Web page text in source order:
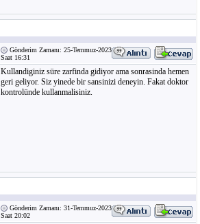
Gönderim Zamanı: 25-Temmuz-2023
Saat 16:31
Kullandiginiz süre zarfinda gidiyor ama sonrasinda hemen
geri geliyor. Siz yinede bir sansinizi deneyin. Fakat doktor
kontrolünde kullanmalisiniz.
Gönderim Zamanı: 31-Temmuz-2023
Saat 20:02